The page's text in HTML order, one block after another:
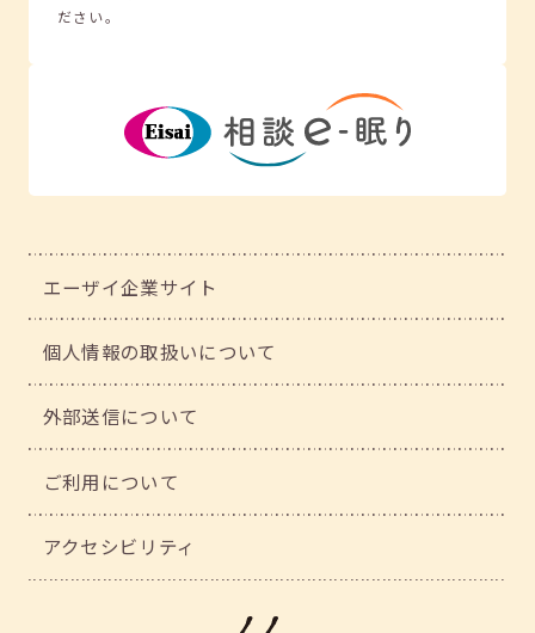
ださい。
エーザイ企業サイト
個人情報の取扱いについて
外部送信について
ご利用について
アクセシビリティ